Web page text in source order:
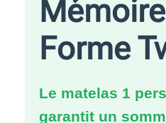
Forme
Le matelas 1
garantit un